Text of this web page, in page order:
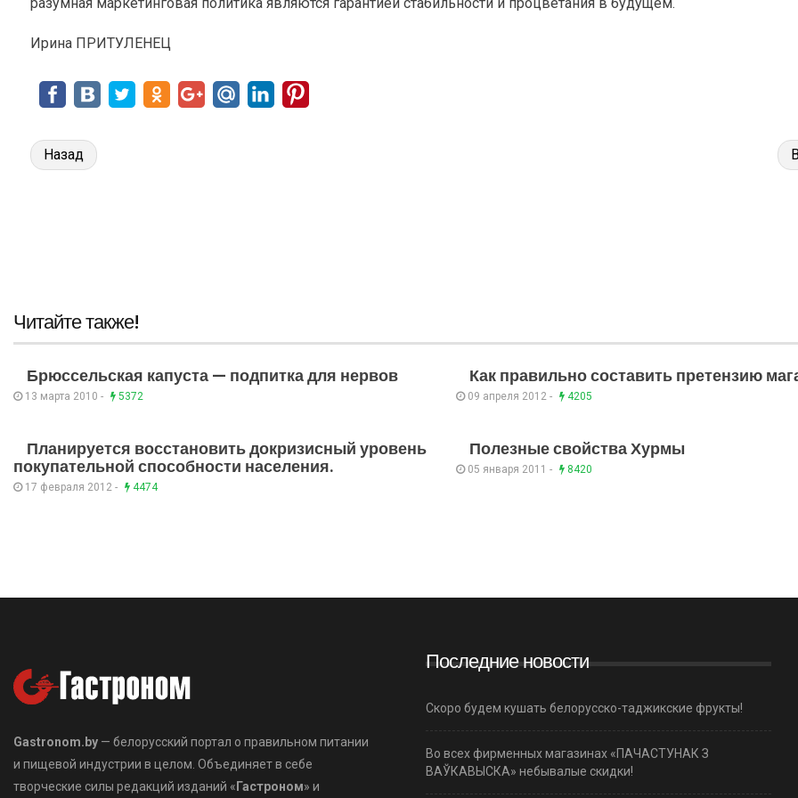
Ирина ПРИТУЛЕНЕЦ
Назад
Читайте также!
Брюссельская капуста — подпитка для нервов
13 марта 2010 - 5372
Как правильно составить претензию
09 апреля 2012 - 4205
Планируется восстановить докризисный уровень
покупательной способности населения.
17 февраля 2012 - 4474
Полезные свойства Хурмы
05 января 2011 - 8420
Gastronom.by — белорусский портал о правильном питании
и пищевой индустрии в целом. Объединяет в себе
творческие силы редакций изданий « Гастроном» и
Последние новости
Скоро будем кушать белорусско-таджикские фрукты!
Во всех фирменных магазинах «ПАЧАСТУНАК З
ВАЎКАВЫСКА» небывалые скидки!